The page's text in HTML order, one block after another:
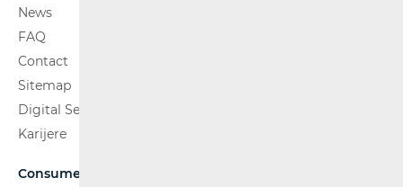
News
FAQ
Contact
Sitemap
Digital Services Act
Karijere
Consumers